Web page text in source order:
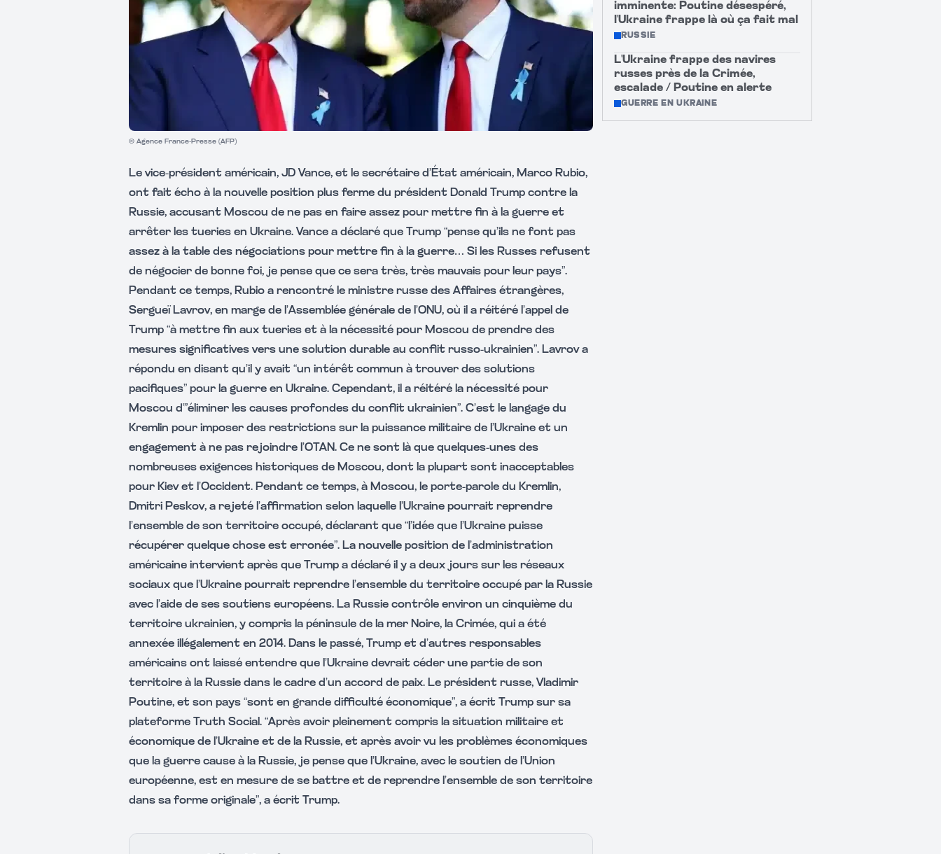
© Agence France-Presse (AFP)
Le vice-président américain, JD Vance, et le secrétaire d’État américain, Marco Rubio,
ont fait écho à la nouvelle position plus ferme du président Donald Trump contre la
Russie, accusant Moscou de ne pas en faire assez pour mettre fin à la guerre et
arrêter les tueries en Ukraine. Vance a déclaré que Trump “pense qu’ils ne font pas
assez à la table des négociations pour mettre fin à la guerre… Si les Russes refusent
de négocier de bonne foi, je pense que ce sera très, très mauvais pour leur pays”.
Pendant ce temps, Rubio a rencontré le ministre russe des Affaires étrangères,
Sergueï Lavrov, en marge de l’Assemblée générale de l’ONU, où il a réitéré l’appel de
Trump “à mettre fin aux tueries et à la nécessité pour Moscou de prendre des
mesures significatives vers une solution durable au conflit russo-ukrainien”. Lavrov a
répondu en disant qu’il y avait “un intérêt commun à trouver des solutions
pacifiques” pour la guerre en Ukraine. Cependant, il a réitéré la nécessité pour
Moscou d'”éliminer les causes profondes du conflit ukrainien”. C’est le langage du
Kremlin pour imposer des restrictions sur la puissance militaire de l’Ukraine et un
engagement à ne pas rejoindre l’OTAN. Ce ne sont là que quelques-unes des
nombreuses exigences historiques de Moscou, dont la plupart sont inacceptables
pour Kiev et l’Occident. Pendant ce temps, à Moscou, le porte-parole du Kremlin,
Dmitri Peskov, a rejeté l’affirmation selon laquelle l’Ukraine pourrait reprendre
l’ensemble de son territoire occupé, déclarant que “l’idée que l’Ukraine puisse
récupérer quelque chose est erronée”. La nouvelle position de l’administration
américaine intervient après que Trump a déclaré il y a deux jours sur les réseaux
sociaux que l’Ukraine pourrait reprendre l’ensemble du territoire occupé par la Russie
avec l’aide de ses soutiens européens. La Russie contrôle environ un cinquième du
territoire ukrainien, y compris la péninsule de la mer Noire, la Crimée, qui a été
annexée illégalement en 2014. Dans le passé, Trump et d’autres responsables
américains ont laissé entendre que l’Ukraine devrait céder une partie de son
territoire à la Russie dans le cadre d’un accord de paix. Le président russe, Vladimir
Poutine, et son pays “sont en grande difficulté économique”, a écrit Trump sur sa
plateforme Truth Social. “Après avoir pleinement compris la situation militaire et
économique de l’Ukraine et de la Russie, et après avoir vu les problèmes économiques
que la guerre cause à la Russie, je pense que l’Ukraine, avec le soutien de l’Union
européenne, est en mesure de se battre et de reprendre l’ensemble de son territoire
dans sa forme originale”, a écrit Trump.
imminente: Poutine désespéré,
l'Ukraine frappe là où ça fait mal
RUSSIE
L'Ukraine frappe des navires
russes près de la Crimée,
escalade / Poutine en alerte
GUERRE EN UKRAINE